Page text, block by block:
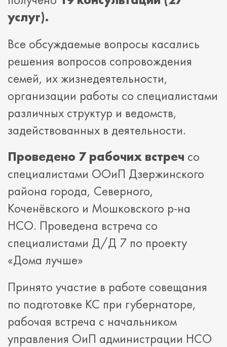
услуг).
Все обсуждаемые вопросы касались
решения вопросов сопровождения
семей, их жизнедеятельности,
организации работы со специалистами
различных структур и ведомств,
задействованных в деятельности.
Проведено 7 рабочих встреч со
специалистами ООиП Дзержинского
района города, Северного,
Коченёвского и Мошковского р-на
НСО. Проведена встреча со
специалистами Д/Д 7 по проекту
«Дома лучше»
Принято участие в работе совещания
по подготовке КС при губернаторе,
рабочая встреча с начальником
управления ОиП администрации НСО